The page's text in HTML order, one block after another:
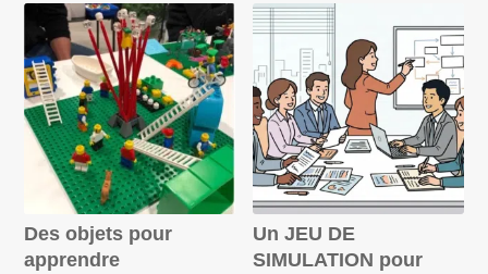
Des objets pour
apprendre
Un JEU DE
SIMULATION pour